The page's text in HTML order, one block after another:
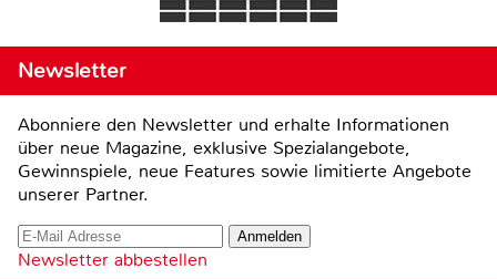
Newsletter
Abonniere den Newsletter und erhalte Informationen
über neue Magazine, exklusive Spezialangebote,
Gewinnspiele, neue Features sowie limitierte Angebote
unserer Partner.
Newsletter abbestellen